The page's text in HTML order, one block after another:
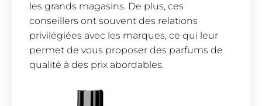
les grands magasins. De plus, ces
conseillers ont souvent des relations
privilégiées avec les marques, ce qui leur
permet de vous proposer des parfums de
qualité à des prix abordables.